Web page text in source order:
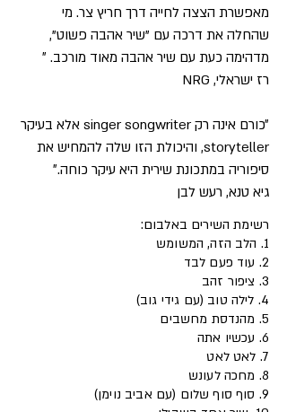
מאפשרת הצצה לחייה דרך חריץ צר. מי
שהחלה את דרכה עם "שיר אהבה פשוט",
מדהימה כעת עם שיר אהבה מאוד מורכב. ״
רז ישראלי, NRG
״כורם אינה רק singer songwriter אלא בעיקר
storyteller, והיכולת הזו שלה להמחיש את
סיפוריה במתכונת שירית היא עיקר כוחה.״
גיא טנא, רעש לבן
רשימת השירים באלבום:
1. הלב הזה, המשומש
2. עוד פעם לבד
3. ציפור זהב
4. לילה טוב (עם גידי גוב)
5. מהנדסת מחשבים
6. עכשיו אתה
7. לאט לאט
8. מחכה לעונש
9. סוף סוף שלום (עם אביב נוימן)